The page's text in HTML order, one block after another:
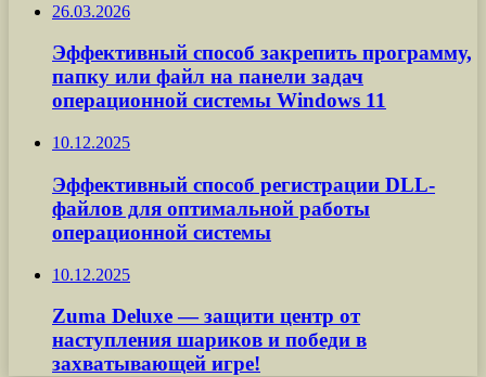
26.03.2026
Эффективный способ закрепить программу,
папку или файл на панели задач
операционной системы Windows 11
10.12.2025
Эффективный способ регистрации DLL-
файлов для оптимальной работы
операционной системы
10.12.2025
Zuma Deluxe — защити центр от
наступления шариков и победи в
захватывающей игре!